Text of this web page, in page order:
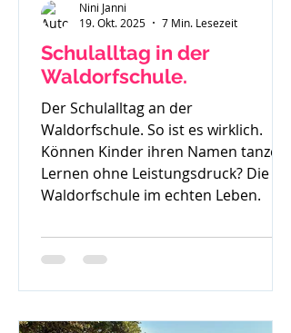
Schulalltag in der
Waldorfschule.
Der Schulalltag an der
Waldorfschule. So ist es wirklich.
Können Kinder ihren Namen tanzen?
Lernen ohne Leistungsdruck? Die
Waldorfschule im echten Leben.
Nini Janni
19. Okt. 2025
7 Min. Lesezeit